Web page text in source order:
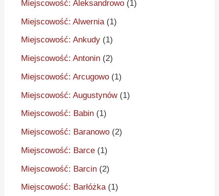
Miejscowość: Aleksandrowo (1)
Miejscowość: Alwernia (1)
Miejscowość: Ankudy (1)
Miejscowość: Antonin (2)
Miejscowość: Arcugowo (1)
Miejscowość: Augustynów(1)
Miejscowość: Babin (1)
Miejscowość: Baranowo (2)
Miejscowość: Barce (1)
Miejscowość: Barcin (2)
Miejscowość: Barłóżka(1)